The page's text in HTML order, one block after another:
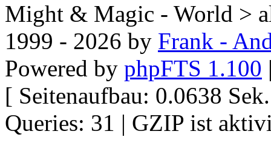
Might & Magic - World >
1999 - 2026 by Frank -
Powered by phpFTS 1.100
[ Seitenaufbau: 0.0638
Queries: 31 | GZIP ist